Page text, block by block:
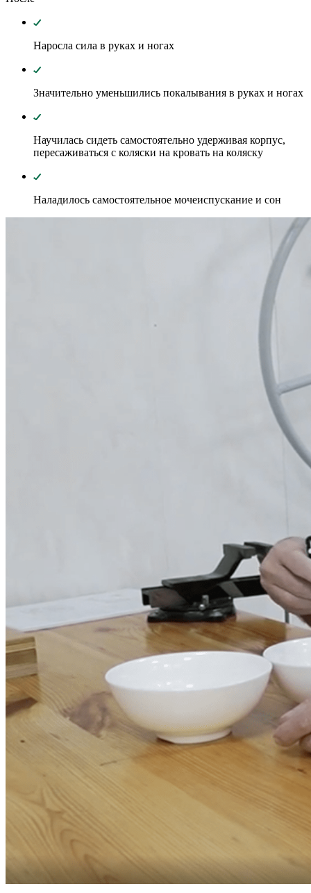
Наросла сила в руках и ногах
Значительно уменьшились покалывания в руках и ногах
Научилась сидеть самостоятельно удерживая корпус,
пересаживаться с коляски на кровать на коляску
Наладилось самостоятельное мочеиспускание и сон